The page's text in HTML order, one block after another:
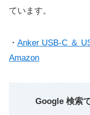
ています。
・ Anker USB-C ＆
Amazon
Google 検索